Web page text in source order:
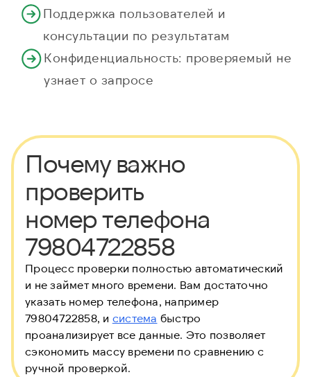
Поддержка пользователей и
консультации по результатам
Конфиденциальность: проверяемый не
узнает о запросе
Почему важно
проверить
номер телефона
79804722858
Процесс проверки полностью автоматический
и не займет много времени. Вам достаточно
указать номер телефона, например
79804722858, и система быстро
проанализирует все данные. Это позволяет
сэкономить массу времени по сравнению с
ручной проверкой.